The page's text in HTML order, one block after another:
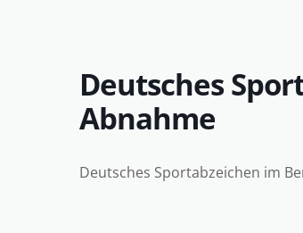
Deutsches
Abnahme
Deutsches Sportabzeichen im